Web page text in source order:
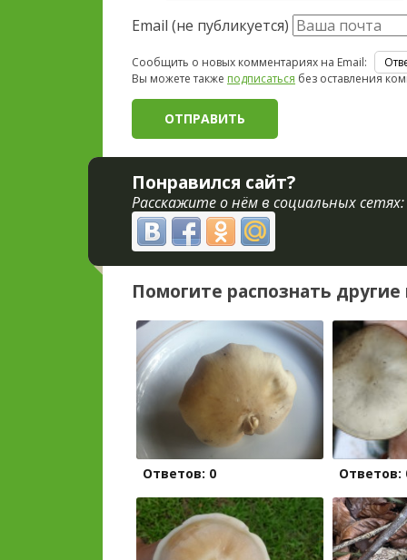
Email (не публикуется)
Сообщить о новых комментариях на Email:
Вы можете также подписаться без оставления
Понравился сайт?
Расскажите о нём в социальных сетях:
Помогите распознать другие
Ответов: 0 Ответов: